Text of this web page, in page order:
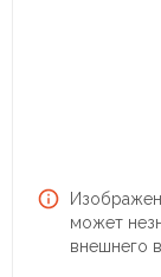
может
внешнего